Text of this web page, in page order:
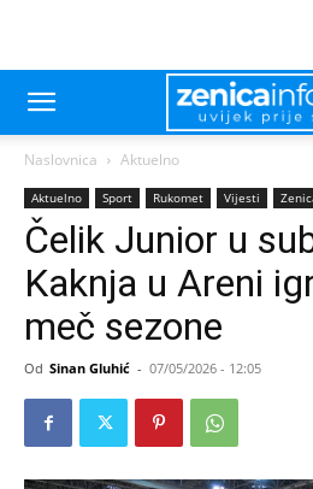
Naslovnica Aktuelno
Aktuelno Sport Rukomet Vijesti
Čelik Junior u
Kaknja u Areni
meč sezone
Od Sinan Gluhić - 07/05/2026 - 12:05